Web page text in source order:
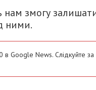
нам змогу
ними.
Google News. Слідкуйте за